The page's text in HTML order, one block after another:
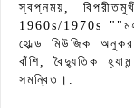
স্বপ্নময়,
1960s/1970s
হোল্ড মিউজিক
বাঁশি, বৈদ্যুতিক
সমন্বিত।.